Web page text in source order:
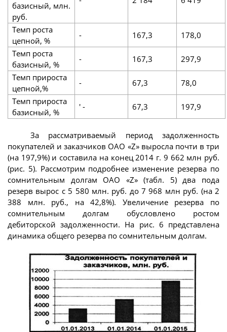
базисный, млн.
руб.
Темп роста
цепной, %
- 167,3
178,0
Темп роста
базисный, %
- 167,3
297,9
Темп прироста
цепной,%
- 67,3
78,0
Темп прироста
базисный, %
' - 67,3 197,9
За рассматриваемый период задолженность
покупателей и заказчиков ОАО «Z» выросла почти в три
(на 197,9%) и составила на конец 2014 г. 9 662 млн руб.
(рис. 5). Рассмотрим подробнее изменение резерва по
сомнительным долгам ОАО «Z» (табл. 5) два пода
резерв вырос с 5 580 млн. руб. до 7 968 млн руб. (на 2
388 млн. руб., на 42,8%). Увеличение резерва по
сомнительным долгам обусловлено ростом
дебиторской задолженности. На рис. 6 представлена
динамика общего резерва по сомнительным долгам.